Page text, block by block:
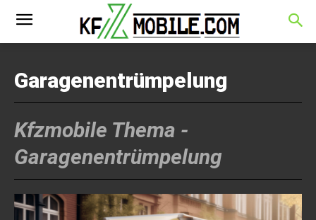
Garagenentrümpelung
Kfzmobile Thema -
Garagenentrümpelung